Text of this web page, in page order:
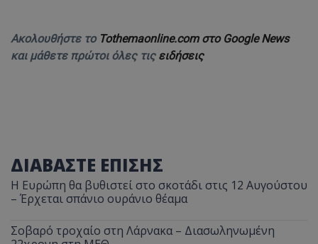
Ακολουθήστε το Tothemaonline.com στο Google News
και μάθετε πρώτοι όλες τις ειδήσεις
ΔΙΑΒΑΣΤΕ ΕΠΙΣΗΣ
Η Ευρώπη θα βυθιστεί στο σκοτάδι στις 12 Αυγούστου
– Έρχεται σπάνιο ουράνιο θέαμα
Σοβαρό τροχαίο στη Λάρνακα – Διασωληνωμένη